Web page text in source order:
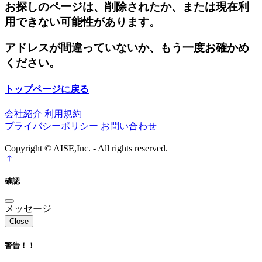
お探しのページは、削除されたか、または現在利
用できない可能性があります。
アドレスが間違っていないか、もう一度お確かめ
ください。
トップページに戻る
会社紹介 利用規約
プライバシーポリシー お問い合わせ
Copyright © AISE,Inc. - All rights reserved.
確認
メッセージ
Close
警告！！